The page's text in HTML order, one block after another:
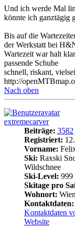
Und ich werde Mal
könnte ich ganztägig
Bis auf die
der Werkstatt bei
Wartezeit war halt
passende Schuhe
schnell, riskant,
http://
Nach oben
extremecarver
Beiträge: 3582
Registriert:
Vorname:
Ski: Raxski
Wildschnee
Ski-Level: 999
Skitage pro
Wohnort: Wien
Kontaktdaten:
Kontaktdaten
Website